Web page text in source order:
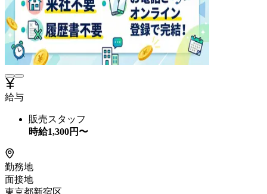
給与
販売スタッフ
時給1,300円〜
勤務地
面接地
東京都新宿区